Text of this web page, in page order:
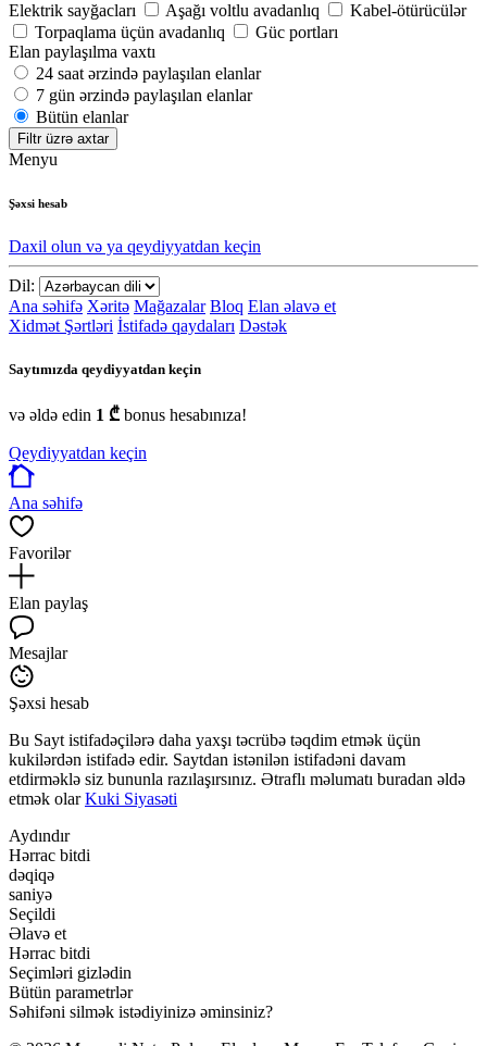
Elektrik sayğacları
Aşağı voltlu avadanlıq
Kabel-ötürücülər
Torpaqlama üçün avadanlıq
Güc portları
Elan paylaşılma vaxtı
24 saat ərzində paylaşılan elanlar
7 gün ərzində paylaşılan elanlar
Bütün elanlar
Filtr üzrə axtar
Menyu
Şəxsi hesab
Daxil olun və ya qeydiyyatdan keçin
Dil:
Ana səhifə Xəritə Mağazalar Bloq Elan əlavə et
Xidmət Şərtləri İstifadə qaydaları Dəstək
Saytımızda qeydiyyatdan keçin
və əldə edin 1 ₾ bonus hesabınıza!
Qeydiyyatdan keçin
Ana səhifə
Favorilər
Elan paylaş
Mesajlar
Şəxsi hesab
Bu Sayt istifadəçilərə daha yaxşı təcrübə təqdim etmək üçün
kukilərdən istifadə edir. Saytdan istənilən istifadəni davam
etdirməklə siz bununla razılaşırsınız. Ətraflı məlumatı buradan əldə
etmək olarKuki Siyasəti
Aydındır
Hərrac bitdi
dəqiqə
saniyə
Seçildi
Əlavə et
Hərrac bitdi
Seçimləri gizlədin
Bütün parametrlər
Səhifəni silmək istədiyinizə əminsiniz?